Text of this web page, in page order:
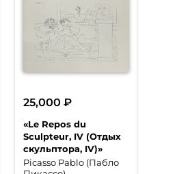
«Le Repos du
Sculpteur, IV (Отдых
скульптора, IV)»
Picasso Pablo (Пабло
25,000 ₽